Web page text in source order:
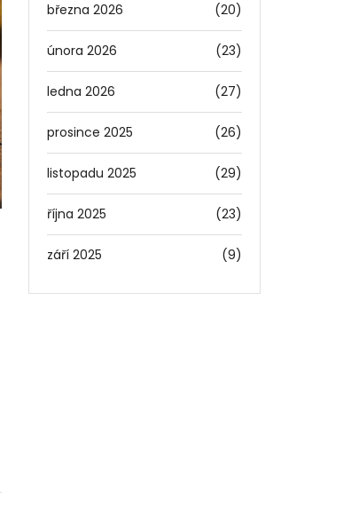
března 2026 (20)
února 2026 (23)
ledna 2026 (27)
prosince 2025 (26)
listopadu 2025 (29)
října 2025 (23)
září 2025 (9)